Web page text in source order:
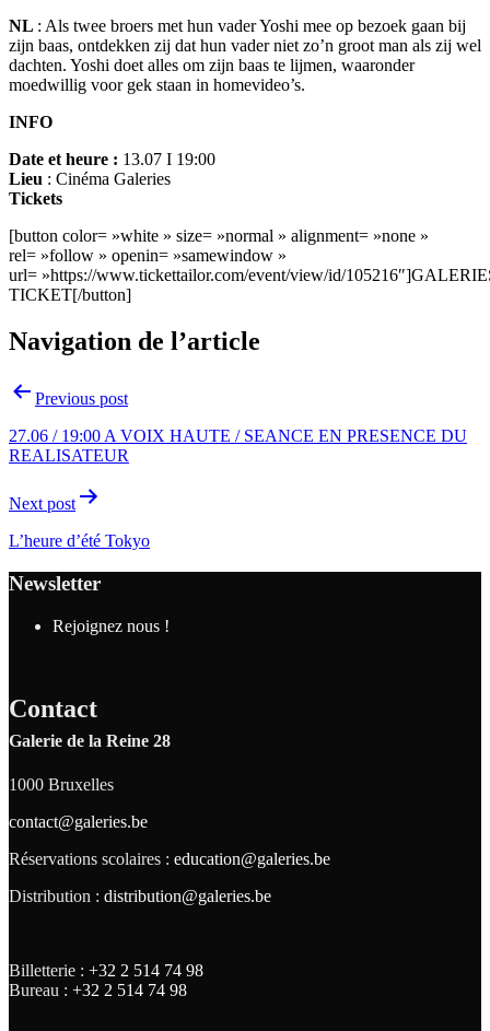
NL : Als twee broers met hun vader Yoshi mee op bezoek gaan bij
zijn baas, ontdekken zij dat hun vader niet zo’n groot man als zij wel
dachten. Yoshi doet alles om zijn baas te lijmen, waaronder
moedwillig voor gek staan in homevideo’s.
INFO
Date et heure : 13.07 I 19:00
Lieu : Cinéma Galeries
Tickets
[button color= »white » size= »normal » alignment= »none »
rel= »follow » openin= »samewindow »
url= »https://www.tickettailor.com/event/view/id/
TICKET[/button]
Navigation de l’article
Previous post
27.06 / 19:00 A VOIX HAUTE / SEANCE EN PRESENCE DU
REALISATEUR
Next post
L’heure d’été Tokyo
Newsletter
Rejoignez nous !
Contact
Galerie de la Reine 28
1000 Bruxelles
contact@galeries.be
Réservations scolaires : education@galeries.be
Distribution : distribution@galeries.be
Billetterie : +32 2 514 74 98
Bureau : +32 2 514 74 98